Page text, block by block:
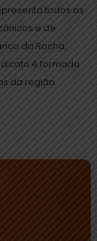
todos os
e de
da Rocha,
é formada
da região